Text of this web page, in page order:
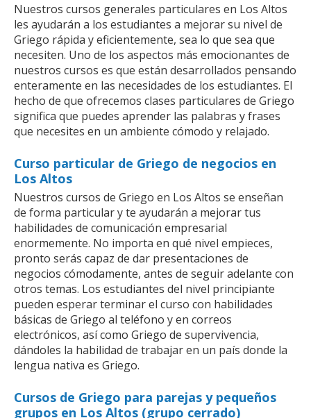
Nuestros cursos generales particulares en Los Altos
les ayudarán a los estudiantes a mejorar su nivel de
Griego rápida y eficientemente, sea lo que sea que
necesiten. Uno de los aspectos más emocionantes de
nuestros cursos es que están desarrollados pensando
enteramente en las necesidades de los estudiantes. El
hecho de que ofrecemos clases particulares de Griego
significa que puedes aprender las palabras y frases
que necesites en un ambiente cómodo y relajado.
Curso particular de Griego de negocios en
Los Altos
Nuestros cursos de Griego en Los Altos se enseñan
de forma particular y te ayudarán a mejorar tus
habilidades de comunicación empresarial
enormemente. No importa en qué nivel empieces,
pronto serás capaz de dar presentaciones de
negocios cómodamente, antes de seguir adelante con
otros temas. Los estudiantes del nivel principiante
pueden esperar terminar el curso con habilidades
básicas de Griego al teléfono y en correos
electrónicos, así como Griego de supervivencia,
dándoles la habilidad de trabajar en un país donde la
lengua nativa es Griego.
Cursos de Griego para parejas y pequeños
grupos en Los Altos (grupo cerrado)